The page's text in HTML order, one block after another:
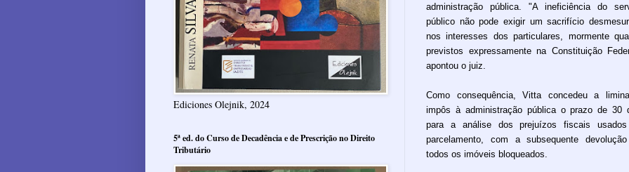
administração pública. "A ineficiência do
público não pode exigir um sacrifício
nos interesses dos particulares, mormente
previstos expressamente na Constituição
apontou o juiz.
Como consequência, Vitta concedeu a
impôs à administração pública o prazo de 30
para a análise dos prejuízos fiscais
parcelamento, com a subsequente
todos os imóveis bloqueados.
Ediciones Olejnik, 2024
5ª ed. do Curso de Decadência e de Prescrição no Direito
Tributário